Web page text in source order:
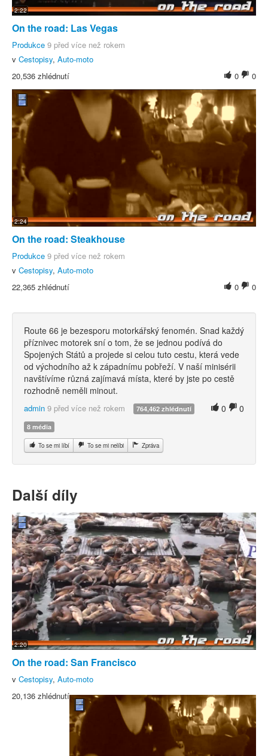
2:22
On the road: Las Vegas
Produkce 9 před více než rokem
v Cestopisy, Auto-moto
0
0
20,536 zhlédnutí
2:24
On the road: Steakhouse
Produkce 9 před více než rokem
v Cestopisy, Auto-moto
0
0
22,365 zhlédnutí
Route 66 je bezesporu motorkářský fenomén. Snad každý
příznivec motorek sní o tom, že se jednou podívá do
Spojených Států a projede si celou tuto cestu, která vede
od východního až k západnímu pobřeží. V naší minisérii
navštívíme různá zajímavá místa, které by jste po cestě
rozhodně neměli minout.
0
0
admin 9 před více než rokem
764,462 zhlédnutí
8 média
To se mi líbí To se mi nelíbi Zpráva
Další díly
2:20
On the road: San Francisco
v Cestopisy, Auto-moto
20,136 zhlédnutí